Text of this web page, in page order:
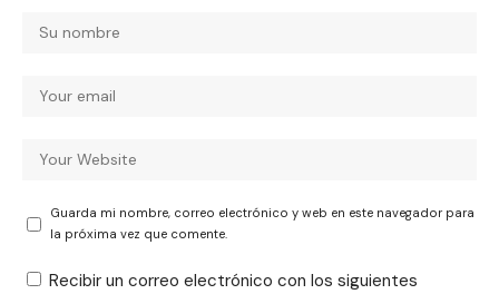
Guarda mi nombre, correo electrónico y web en este navegador para
la próxima vez que comente.
Recibir un correo electrónico con los siguientes